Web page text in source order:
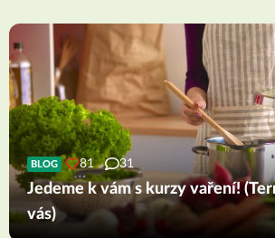
BLOG 81 31
Jedeme k vám s kurzy vaření!
vás)